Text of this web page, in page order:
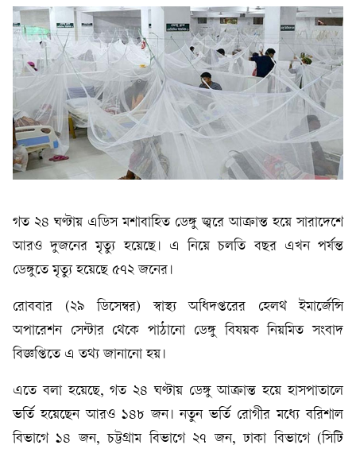
গত ২৪ ঘণ্টায় এডিস মশাবাহিত ডেঙ্গু জ্বরে আক্রান্ত হয়ে সারাদেশে
আরও দুজনের মৃত্যু হয়েছে। এ নিয়ে চলতি বছর এখন পর্যন্ত
ডেঙ্গুতে মৃত্যু হয়েছে ৫৭২ জনের।
রোববার (২৯ ডিসেম্বর) স্বাস্থ্য অধিদপ্তরের হেলথ ইমার্জেন্সি
অপারেশন সেন্টার থেকে পাঠানো ডেঙ্গু বিষয়ক নিয়মিত সংবাদ
বিজ্ঞপ্তিতে এ তথ্য জানানো হয়।
এতে বলা হয়েছে, গত ২৪ ঘণ্টায় ডেঙ্গু আক্রান্ত হয়ে হাসপাতালে
ভর্তি হয়েছেন আরও ১৪৮ জন। নতুন ভর্তি রোগীর মধ্যে বরিশাল
বিভাগে ১৪ জন, চট্টগ্রাম বিভাগে ২৭ জন, ঢাকা বিভাগে (সিটি